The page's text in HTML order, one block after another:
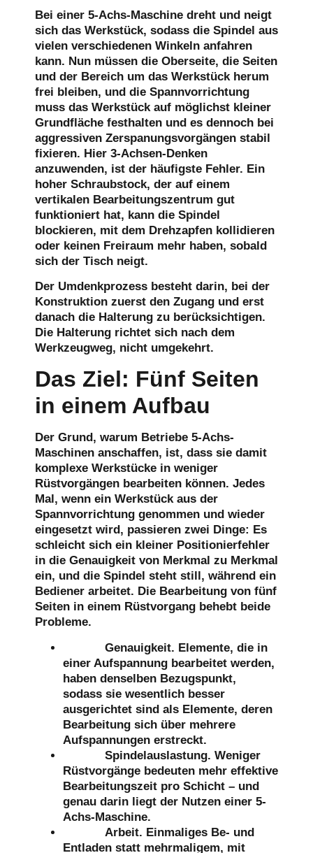
Bei einer 5-Achs-Maschine dreht und neigt
sich das Werkstück, sodass die Spindel aus
vielen verschiedenen Winkeln anfahren
kann. Nun müssen die Oberseite, die Seiten
und der Bereich um das Werkstück herum
frei bleiben, und die Spannvorrichtung
muss das Werkstück auf möglichst kleiner
Grundfläche festhalten und es dennoch bei
aggressiven Zerspanungsvorgängen stabil
fixieren. Hier 3-Achsen-Denken
anzuwenden, ist der häufigste Fehler. Ein
hoher Schraubstock, der auf einem
vertikalen Bearbeitungszentrum gut
funktioniert hat, kann die Spindel
blockieren, mit dem Drehzapfen kollidieren
oder keinen Freiraum mehr haben, sobald
sich der Tisch neigt.
Der Umdenkprozess besteht darin, bei der
Konstruktion zuerst den Zugang und erst
danach die Halterung zu berücksichtigen.
Die Halterung richtet sich nach dem
Werkzeugweg, nicht umgekehrt.
Das Ziel: Fünf Seiten
in einem Aufbau
Der Grund, warum Betriebe 5-Achs-
Maschinen anschaffen, ist, dass sie damit
komplexe Werkstücke in weniger
Rüstvorgängen bearbeiten können. Jedes
Mal, wenn ein Werkstück aus der
Spannvorrichtung genommen und wieder
eingesetzt wird, passieren zwei Dinge: Es
schleicht sich ein kleiner Positionierfehler
in die Genauigkeit von Merkmal zu Merkmal
ein, und die Spindel steht still, während ein
Bediener arbeitet. Die Bearbeitung von fünf
Seiten in einem Rüstvorgang behebt beide
Probleme.
Genauigkeit. Elemente, die in
einer Aufspannung bearbeitet werden,
haben denselben Bezugspunkt,
sodass sie wesentlich besser
ausgerichtet sind als Elemente, deren
Bearbeitung sich über mehrere
Aufspannungen erstreckt.
Spindelauslastung. Weniger
Rüstvorgänge bedeuten mehr effektive
Bearbeitungszeit pro Schicht – und
genau darin liegt der Nutzen einer 5-
Achs-Maschine.
Arbeit. Einmaliges Be- und
Entladen statt mehrmaligem, mit